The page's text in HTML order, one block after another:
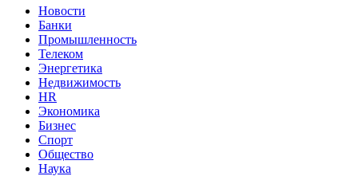
Новости
Банки
Промышленность
Телеком
Энергетика
Недвижимость
HR
Экономика
Бизнес
Спорт
Общество
Наука